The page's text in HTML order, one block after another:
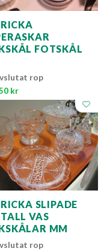
FOTSKÅL
rop
kr
SLIPADE
VAS
MM
rop